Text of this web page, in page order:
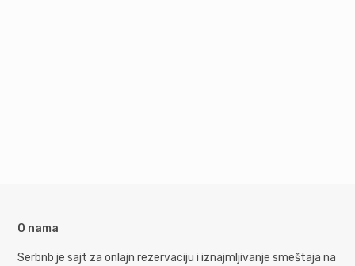
O nama
Serbnb je sajt za onlajn rezervaciju i iznajmljivanje smeštaja na